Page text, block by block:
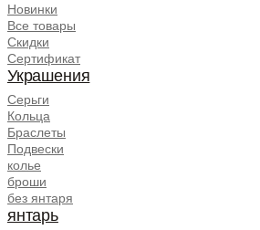
Новинки
Все товары
Скидки
Сертификат
Украшения
Серьги
Кольца
Браслеты
Подвески
колье
броши
без янтаря
янтарь